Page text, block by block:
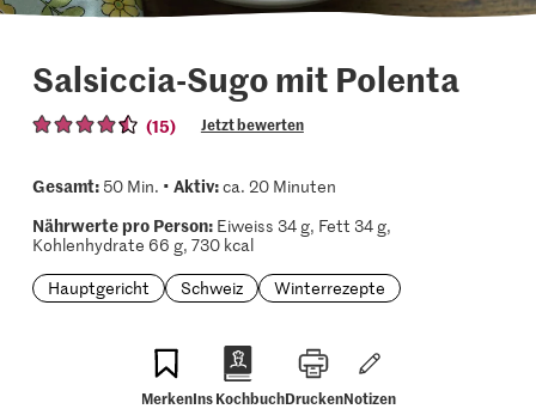
Salsiccia-Sugo mit Polenta
(15) Jetzt bewerten
Gesamt:50 Min. • Aktiv:ca. 20 Minuten
Nährwerte pro Person:Eiweiss 34 g, Fett 34 g,
Kohlenhydrate 66 g, 730 kcal
Hauptgericht
Schweiz Winterrezepte
MerkenIns KochbuchDruckenNotizen